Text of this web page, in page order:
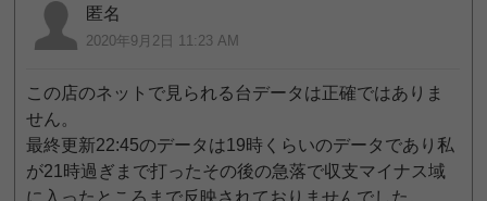
匿名
2020年9月2日 11:23 AM
この店のネットで見られる台データは正確ではありま
せん。
最終更新22:45のデータは19時くらいのデータであり私
が21時過ぎまで打ったその後の急落で収支マイナス域